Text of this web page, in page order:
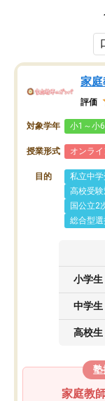
家
評価
対象学年 小1～小6
授業形式 オンラ
目的 私立中
高校受
国公立2
総合型
小学生
中学生
高校生
塾
家庭教